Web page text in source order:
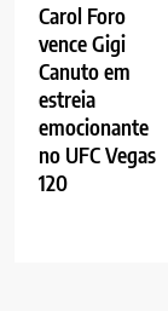
Carol Foro
vence Gigi
Canuto em
estreia
emocionante
no UFC Vegas
120